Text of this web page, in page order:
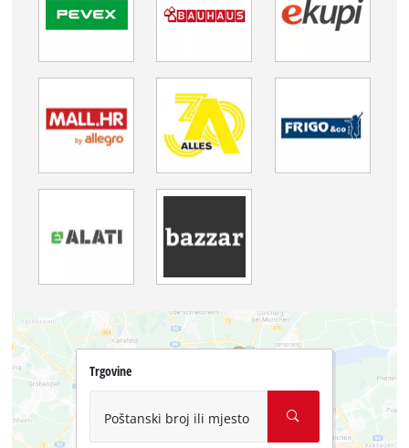
Trgovine
Poštanski broj ili mjesto